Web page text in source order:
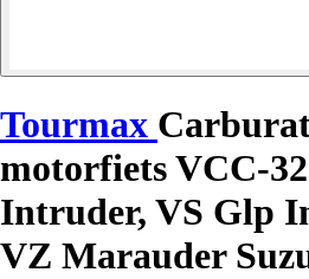
Tourmax
motorfiets VCC-
Intruder, VS Glp
VZ Marauder